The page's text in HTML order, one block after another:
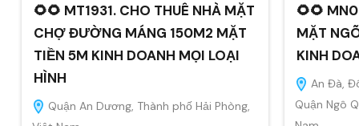
🌻🌻 MT1931. CHO THUÊ NHÀ MẶT
CHỢ ĐƯỜNG MÁNG 150M2 MẶT
TIỀN 5M KINH DOANH MỌI LOẠI
HÌNH
Quận An Dương, Thành phố Hải Phòng,
🌻🌻
MẶT
KINH
An Đà,
Quận Ngô